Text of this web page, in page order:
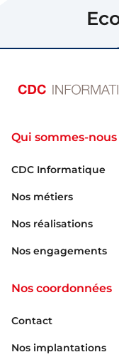
Qui sommes-nous
CDC Informatique
Nos métiers
Nos réalisations
Nos engagements
Nos coordonnées
Contact
Nos implantations